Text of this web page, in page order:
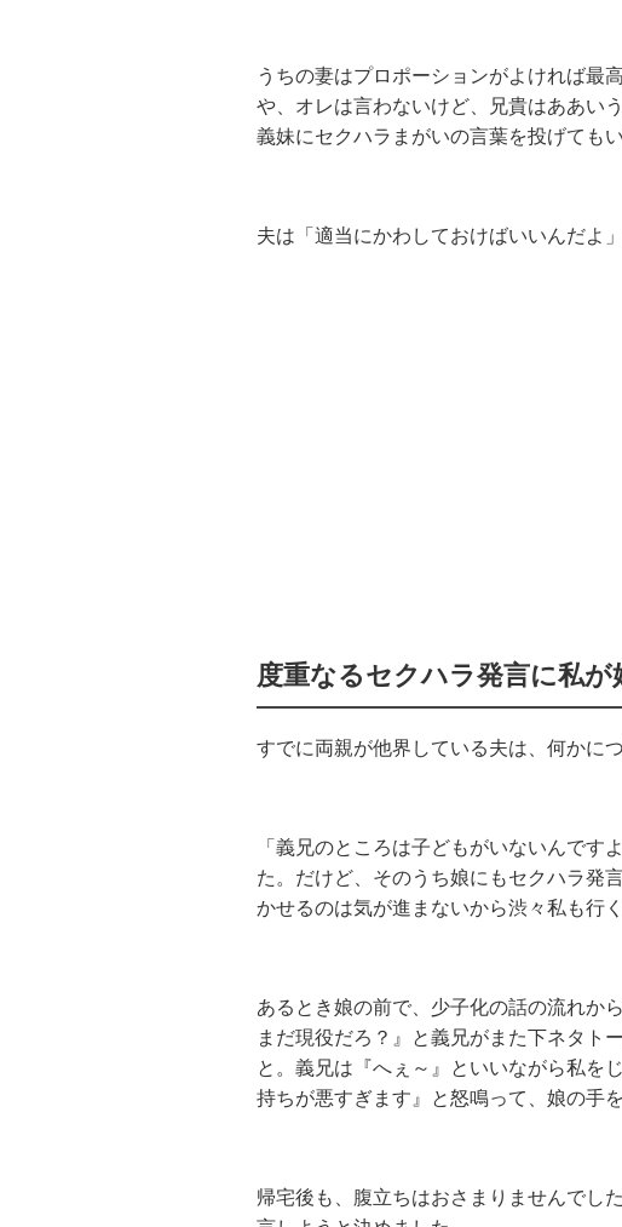
うちの妻はプロポーションがよければ最
や、オレは言わないけど、兄貴はああい
義妹にセクハラまがいの言葉を投げても
夫は「適当にかわしておけばいいんだよ
度重なるセクハラ発言に私
すでに両親が他界している夫は、何かに
「義兄のところは子どもがいないんです
た。だけど、そのうち娘にもセクハラ発
かせるのは気が進まないから渋々私も行く
あるとき娘の前で、少子化の話の流れか
まだ現役だろ？』と義兄がまた下ネタト
と。義兄は『へぇ～』といいながら私を
持ちが悪すぎます』と怒鳴って、娘の手
帰宅後も、腹立ちはおさまりませんでし